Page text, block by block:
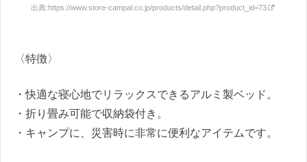
出典: https://www.store-campal.co.jp/products/detail.php?product_id=73
〈特徴〉
・快適な寝心地でリラックスできるアルミ製ベッド。
・折り畳み可能で収納袋付き。
・キャンプに、災害時に非常に便利なアイテムです。